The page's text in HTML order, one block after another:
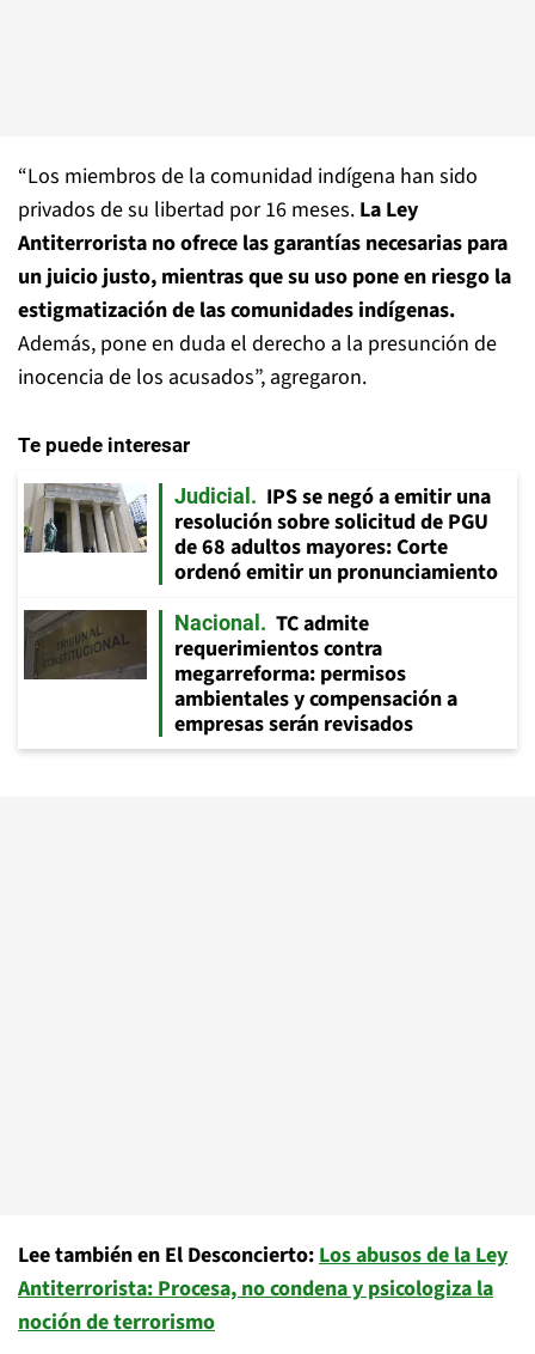
“Los miembros de la comunidad indígena han sido
privados de su libertad por 16 meses. La Ley
Antiterrorista no ofrece las garantías necesarias para
un juicio justo, mientras que su uso pone en riesgo la
estigmatización de las comunidades indígenas.
Además, pone en duda el derecho a la presunción de
inocencia de los acusados”, agregaron.
Te puede interesar
Judicial
IPS se negó a emitir una
resolución sobre solicitud de PGU
de 68 adultos mayores: Corte
ordenó emitir un pronunciamiento
Nacional
TC admite
requerimientos contra
megarreforma: permisos
ambientales y compensación a
empresas serán revisados
Lee también en El Desconcierto:Los abusos de la Ley
Antiterrorista: Procesa, no condena y psicologiza la
noción de terrorismo